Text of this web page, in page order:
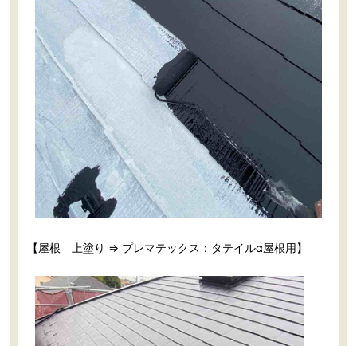
【屋根 上塗り ⇒ プレマテックス：タテイルα屋根用】